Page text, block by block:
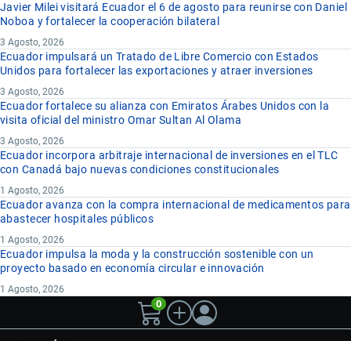
Javier Milei visitará Ecuador el 6 de agosto para reunirse con Daniel
Noboa y fortalecer la cooperación bilateral
3 Agosto, 2026
Ecuador impulsará un Tratado de Libre Comercio con Estados
Unidos para fortalecer las exportaciones y atraer inversiones
3 Agosto, 2026
Ecuador fortalece su alianza con Emiratos Árabes Unidos con la
visita oficial del ministro Omar Sultan Al Olama
3 Agosto, 2026
Ecuador incorpora arbitraje internacional de inversiones en el TLC
con Canadá bajo nuevas condiciones constitucionales
1 Agosto, 2026
Ecuador avanza con la compra internacional de medicamentos para
abastecer hospitales públicos
1 Agosto, 2026
Ecuador impulsa la moda y la construcción sostenible con un
proyecto basado en economía circular e innovación
1 Agosto, 2026
0